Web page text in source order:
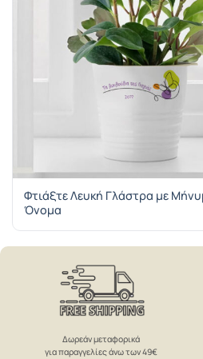
Φτιάξτε Λευκή Γλάστρα με
Όνομα
Δωρεάν μεταφορικά
για παραγγελίες άνω των 49€